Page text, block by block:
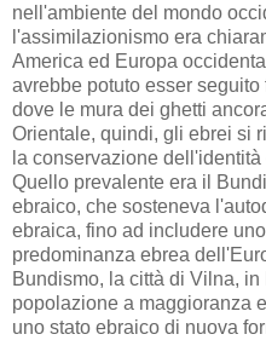
nell'ambiente del mondo
l'assimilazionismo era
America ed Europa
avrebbe potuto esser
dove le mura dei ghetti
Orientale, quindi, gli ebrei si
la conservazione
Quello prevalente era il
ebraico, che sosteneva
ebraica, fino ad includere
predominanza ebrea
Bundismo, la città di Vilna,
popolazione a maggioranza
uno stato ebraico di nuova